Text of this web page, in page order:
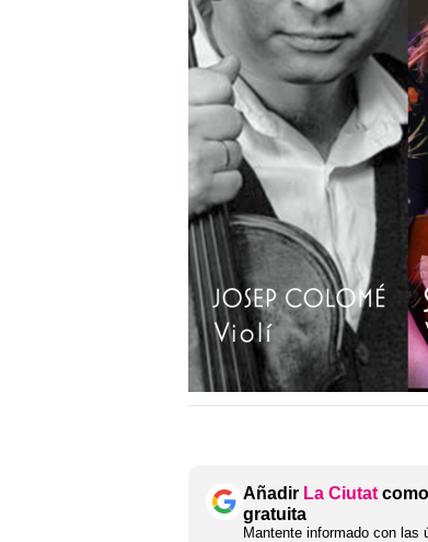
Añadir La Ciutat
gratuita
Mantente informado con las